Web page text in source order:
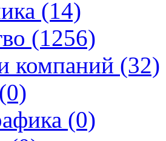
(14)
(1256)
компаний (32)
(0)